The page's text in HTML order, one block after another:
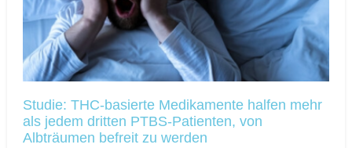
Studie: THC-basierte Medikamente halfen mehr
als jedem dritten PTBS-Patienten, von
Albträumen befreit zu werden